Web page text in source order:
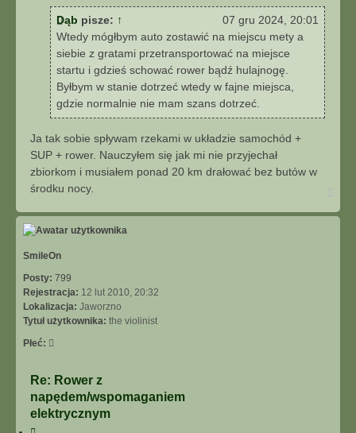
Dąb pisze: ↑
07 gru 2024, 20:01
Wtedy mógłbym auto zostawić na miejscu mety a
siebie z gratami przetransportować na miejsce
startu i gdzieś schować rower bądź hulajnogę.
Byłbym w stanie dotrzeć wtedy w fajne miejsca,
gdzie normalnie nie mam szans dotrzeć.
Ja tak sobie spływam rzekami w układzie samochód +
SUP + rower. Nauczyłem się jak mi nie przyjechał
zbiorkom i musiałem ponad 20 km drałować bez butów w
środku nocy.
g
SmileOn
Posty: 799
Rejestracja: 12 lut 2010, 20:32
Lokalizacja: Jaworzno
Tytuł użytkownika: the violinist
Płeć:
Re: Rower z
napędem/wspomaganiem
elektrycznym